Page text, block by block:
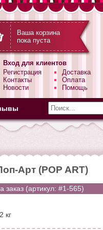
Ваша корзина
пока пуста
Вход для клиентов
Регистрация
Контакты
Новости
Доставка
Оплата
Помощь
Арт (POP ART)
заказ (артикул: #1-565)
кг